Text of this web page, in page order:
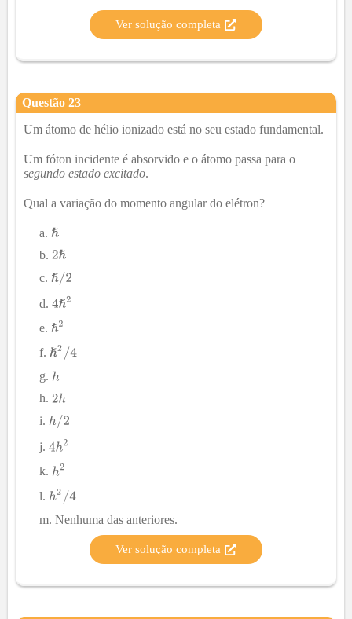
Ver solução completa
Questão 23
Um átomo de hélio ionizado está no seu estado fundamental.
Um fóton incidente é absorvido e o átomo passa para o
segundo estado excitado.
Qual a variação do momento angular do elétron?
Nenhuma das anteriores.
Ver solução completa